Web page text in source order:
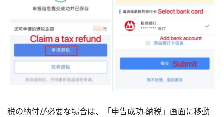
税の納付が必要な場合は、「申告成功-納税」画面に移動